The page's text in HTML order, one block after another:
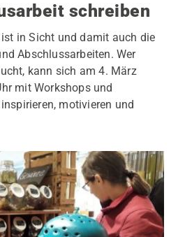
schreiben
in Sicht und damit auch die
Abschlussarbeiten. Wer
kann sich am 4. März
mit Workshops und
motivieren und